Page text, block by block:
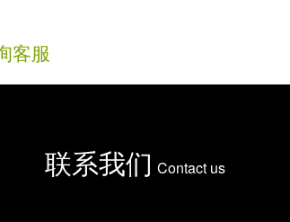
客服
联系我们 Contact us